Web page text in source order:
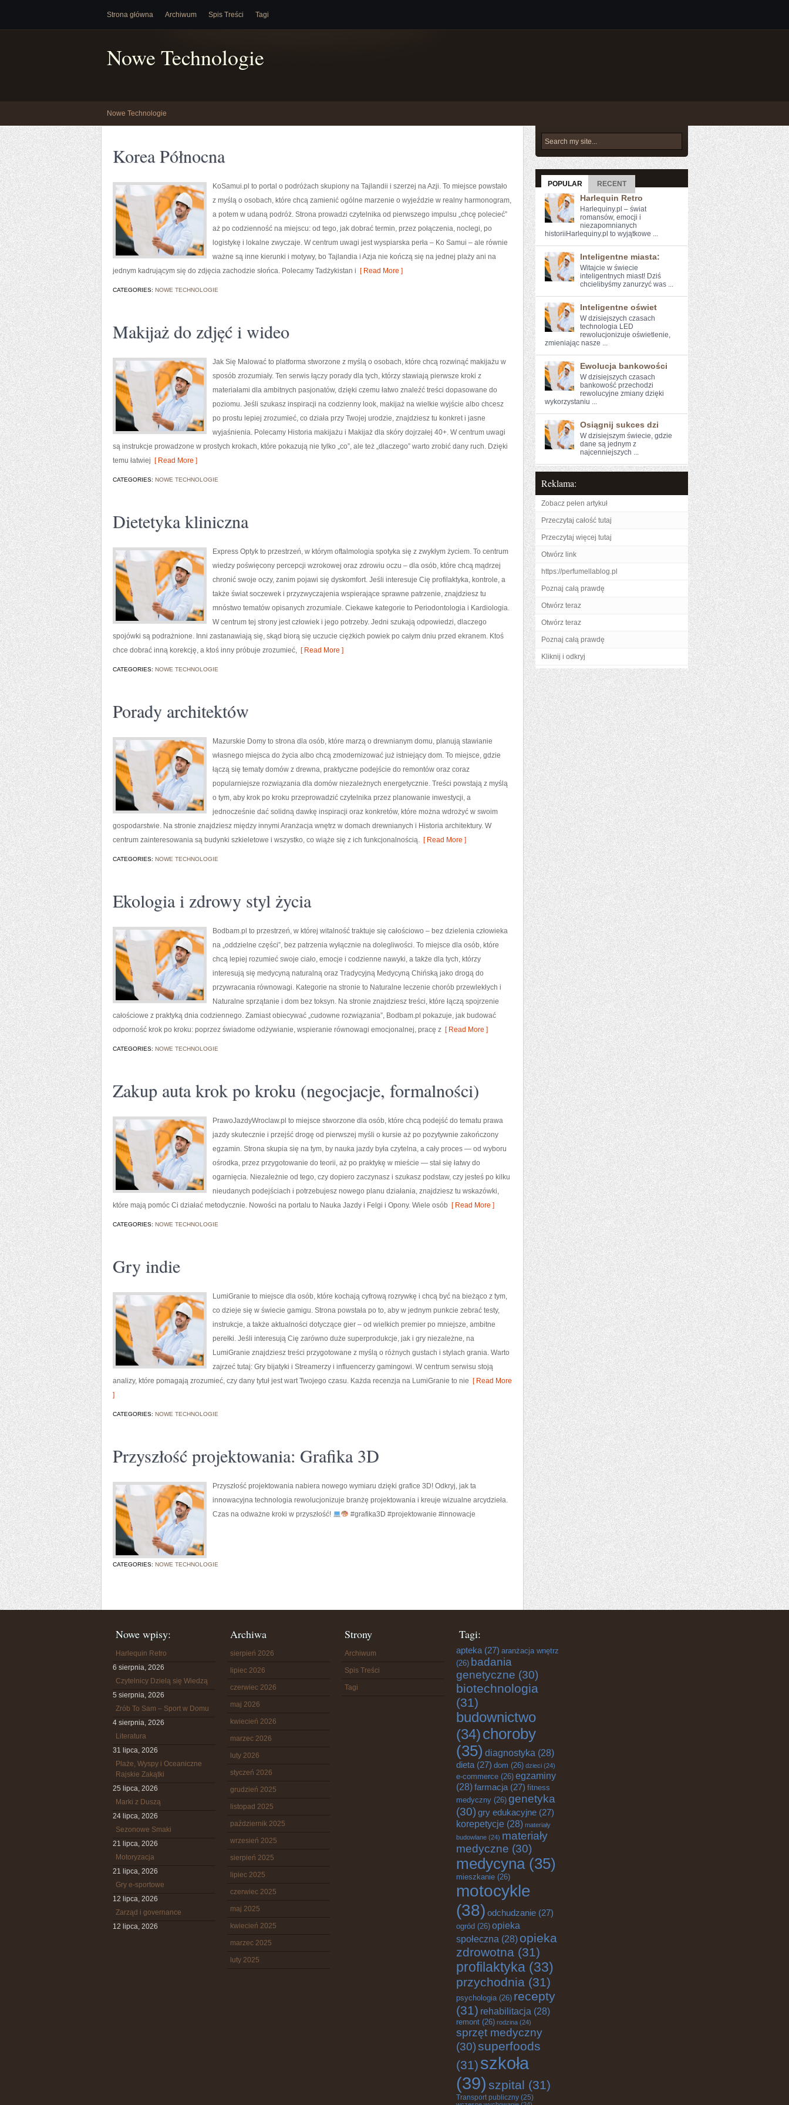
Strona główna Archiwum Spis Treści Tagi
Nowe Technologie
Nowe Technologie
Korea Północna
KoSamui.pl to portal o podróżach skupiony na Tajlandii i szerzej na Azji. To miejsce powstało
z myślą o osobach, które chcą zamienić ogólne marzenie o wyjeździe w realny harmonogram,
a potem w udaną podróż. Strona prowadzi czytelnika od pierwszego impulsu „chcę polecieć”
aż po codzienność na miejscu: od tego, jak dobrać termin, przez połączenia, noclegi, po
logistykę i lokalne zwyczaje. W centrum uwagi jest wyspiarska perła – Ko Samui – ale równie
ważne są inne kierunki i motywy, bo Tajlandia i Azja nie kończą się na jednej plaży ani na
jednym kadrującym się do zdjęcia zachodzie słońca. Polecamy Tadżykistan i [ Read More ]
CATEGORIES: NOWE TECHNOLOGIE
Makijaż do zdjęć i wideo
Jak Się Malować to platforma stworzone z myślą o osobach, które chcą rozwinąć makijażu w
sposób zrozumiały. Ten serwis łączy porady dla tych, którzy stawiają pierwsze kroki z
materiałami dla ambitnych pasjonatów, dzięki czemu łatwo znaleźć treści dopasowane do
poziomu. Jeśli szukasz inspiracji na codzienny look, makijaż na wielkie wyjście albo chcesz
po prostu lepiej zrozumieć, co działa przy Twojej urodzie, znajdziesz tu konkret i jasne
wyjaśnienia. Polecamy Historia makijażu i Makijaż dla skóry dojrzałej 40+. W centrum uwagi
są instrukcje prowadzone w prostych krokach, które pokazują nie tylko „co”, ale też „dlaczego” warto zrobić dany ruch. Dzięki
temu łatwiej [ Read More ]
CATEGORIES: NOWE TECHNOLOGIE
Dietetyka kliniczna
Express Optyk to przestrzeń, w którym oftalmologia spotyka się z zwykłym życiem. To centrum
wiedzy poświęcony percepcji wzrokowej oraz zdrowiu oczu – dla osób, które chcą mądrzej
chronić swoje oczy, zanim pojawi się dyskomfort. Jeśli interesuje Cię profilaktyka, kontrole, a
także świat soczewek i przyzwyczajenia wspierające sprawne patrzenie, znajdziesz tu
mnóstwo tematów opisanych zrozumiale. Ciekawe kategorie to Periodontologia i Kardiologia.
W centrum tej strony jest człowiek i jego potrzeby. Jedni szukają odpowiedzi, dlaczego
spojówki są podrażnione. Inni zastanawiają się, skąd biorą się uczucie ciężkich powiek po całym dniu przed ekranem. Ktoś
chce dobrać inną korekcję, a ktoś inny próbuje zrozumieć, [ Read More ]
CATEGORIES: NOWE TECHNOLOGIE
Porady architektów
Mazurskie Domy to strona dla osób, które marzą o drewnianym domu, planują stawianie
własnego miejsca do życia albo chcą zmodernizować już istniejący dom. To miejsce, gdzie
łączą się tematy domów z drewna, praktyczne podejście do remontów oraz coraz
popularniejsze rozwiązania dla domów niezależnych energetycznie. Treści powstają z myślą
o tym, aby krok po kroku przeprowadzić czytelnika przez planowanie inwestycji, a
jednocześnie dać solidną dawkę inspiracji oraz konkretów, które można wdrożyć w swoim
gospodarstwie. Na stronie znajdziesz między innymi Aranżacja wnętrz w domach drewnianych i Historia architektury. W
centrum zainteresowania są budynki szkieletowe i wszystko, co wiąże się z ich funkcjonalnością. [ Read More ]
CATEGORIES: NOWE TECHNOLOGIE
Ekologia i zdrowy styl życia
Bodbam.pl to przestrzeń, w której witalność traktuje się całościowo – bez dzielenia człowieka
na „oddzielne części”, bez patrzenia wyłącznie na dolegliwości. To miejsce dla osób, które
chcą lepiej rozumieć swoje ciało, emocje i codzienne nawyki, a także dla tych, którzy
interesują się medycyną naturalną oraz Tradycyjną Medycyną Chińską jako drogą do
przywracania równowagi. Kategorie na stronie to Naturalne leczenie chorób przewlekłych i
Naturalne sprzątanie i dom bez toksyn. Na stronie znajdziesz treści, które łączą spojrzenie
całościowe z praktyką dnia codziennego. Zamiast obiecywać „cudowne rozwiązania”, Bodbam.pl pokazuje, jak budować
odporność krok po kroku: poprzez świadome odżywianie, wspieranie równowagi emocjonalnej, pracę z [ Read More ]
CATEGORIES: NOWE TECHNOLOGIE
Zakup auta krok po kroku (negocjacje, formalności)
PrawoJazdyWroclaw.pl to miejsce stworzone dla osób, które chcą podejść do tematu prawa
jazdy skutecznie i przejść drogę od pierwszej myśli o kursie aż po pozytywnie zakończony
egzamin. Strona skupia się na tym, by nauka jazdy była czytelna, a cały proces — od wyboru
ośrodka, przez przygotowanie do teorii, aż po praktykę w mieście — stał się łatwy do
ogarnięcia. Niezależnie od tego, czy dopiero zaczynasz i szukasz podstaw, czy jesteś po kilku
nieudanych podejściach i potrzebujesz nowego planu działania, znajdziesz tu wskazówki,
które mają pomóc Ci działać metodycznie. Nowości na portalu to Nauka Jazdy i Felgi i Opony. Wiele osób [ Read More ]
CATEGORIES: NOWE TECHNOLOGIE
Gry indie
LumiGranie to miejsce dla osób, które kochają cyfrową rozrywkę i chcą być na bieżąco z tym,
co dzieje się w świecie gamigu. Strona powstała po to, aby w jednym punkcie zebrać testy,
instrukcje, a także aktualności dotyczące gier – od wielkich premier po mniejsze, ambitne
perełki. Jeśli interesują Cię zarówno duże superprodukcje, jak i gry niezależne, na
LumiGranie znajdziesz treści przygotowane z myślą o różnych gustach i stylach grania. Warto
zajrzeć tutaj: Gry bijatyki i Streamerzy i influencerzy gamingowi. W centrum serwisu stoją
analizy, które pomagają zrozumieć, czy dany tytuł jest wart Twojego czasu. Każda recenzja na LumiGranie to nie [ Read More
]
CATEGORIES: NOWE TECHNOLOGIE
Przyszłość projektowania: Grafika 3D
Przyszłość projektowania nabiera nowego wymiaru dzięki grafice 3D! Odkryj, jak ta
innowacyjna technologia rewolucjonizuje branżę projektowania i kreuje wizualne arcydzieła.
Czas na odważne kroki w przyszłość!
#grafika3D #projektowanie #innowacje
CATEGORIES: NOWE TECHNOLOGIE
POPULAR RECENT
Harlequin Retro
Harlequiny.pl – świat
romansów, emocji i
niezapomnianych
historiiHarlequiny.pl to wyjątkowe ...
Inteligentne miasta:
Witajcie w świecie
inteligentnych miast! Dziś
chcielibyśmy zanurzyć was ...
Inteligentne oświet
W dzisiejszych czasach
technologia LED‌
rewolucjonizuje⁣ oświetlenie, ​
zmieniając nasze ...
Ewolucja bankowości
W dzisiejszych czasach
bankowość przechodzi‍
rewolucyjne zmiany dzięki
wykorzystaniu ...
Osiągnij sukces dzi
W dzisiejszym świecie, gdzie
dane są jednym z
najcenniejszych ...
Reklama:
Zobacz pełen artykuł
Przeczytaj całość tutaj
Przeczytaj więcej tutaj
Otwórz link
https://perfumellablog.pl
Poznaj całą prawdę
Otwórz teraz
Otwórz teraz
Poznaj całą prawdę
Kliknij i odkryj
Nowe wpisy:
Harlequin Retro
6 sierpnia, 2026
Czytelnicy Dzielą się Wiedzą
5 sierpnia, 2026
Zrób To Sam – Sport w Domu
4 sierpnia, 2026
Literatura
31 lipca, 2026
Plaże, Wyspy i Oceaniczne
Rajskie Zakątki
25 lipca, 2026
Marki z Duszą
24 lipca, 2026
Sezonowe Smaki
21 lipca, 2026
Motoryzacja
21 lipca, 2026
Gry e-sportowe
12 lipca, 2026
Zarząd i governance
12 lipca, 2026
Archiwa
sierpień 2026
lipiec 2026
czerwiec 2026
maj 2026
kwiecień 2026
marzec 2026
luty 2026
styczeń 2026
grudzień 2025
listopad 2025
październik 2025
wrzesień 2025
sierpień 2025
lipiec 2025
czerwiec 2025
maj 2025
kwiecień 2025
marzec 2025
luty 2025
Strony
Archiwum
Spis Treści
Tagi
Tagi:
apteka (27) aranżacja wnętrz
(26) badania
genetyczne (30)
biotechnologia
(31)
budownictwo
(34)choroby
(35) diagnostyka (28)
dieta (27) dom (26) dzieci (24)
e-commerce (26) egzaminy
(28)farmacja (27) fitness
medyczny (26) genetyka
(30) gry edukacyjne (27)
korepetycje (28) materiały
budowlane (24) materiały
medyczne (30)
medycyna(35)
mieszkanie (26)
motocykle
(38) odchudzanie (27)
ogród (26) opieka
społeczna (28) opieka
zdrowotna (31)
profilaktyka (33)
przychodnia (31)
psychologia(26) recepty
(31) rehabilitacja (28)
remont (26) rodzina (24)
sprzęt medyczny
(30)superfoods
(31) szkoła
(39) szpital (31)
Transport publiczny (25)